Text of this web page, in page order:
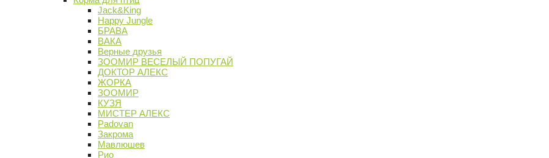
Jack&King
Happy Jungle
БРАВА
ВАКА
Верные друзья
ЗООМИР ВЕСЕЛЫЙ ПОПУГАЙ
ДОКТОР АЛЕКС
ЖОРКА
ЗООМИР
КУЗЯ
МИСТЕР АЛЕКС
Padovan
Закрома
Мавлюшев
Рио